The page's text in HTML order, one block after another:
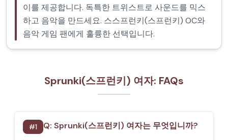
이를 제공합니다. 독특한 트위스트로 사운드를 믹스
하고 음악을 만드세요. 스스프런키(스프런키) OC와
음악 게임 팬에게 훌륭한 선택입니다.
Sprunki(스프런키) 여자: FAQs
#1 Q: Sprunki(스프런키) 여자는 무엇입니까?